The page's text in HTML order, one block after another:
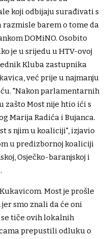
koji odbijaju surađivati s
barem o tome da
DOMiNO. Osobito
je u srijedu u HTV-ovoj
Kluba zastupnika
već prije u najmanju
"Nakon parlamentarnih
zašto Most nije htio ići s
Marija Radića i Bujanca.
s njim u koaliciji", izjavio
u predizbornoj koaliciji
Osječko-baranjskoj i
Most je prošle
smo znali da će oni
tiče ovih lokalnih
prepustili odluku o